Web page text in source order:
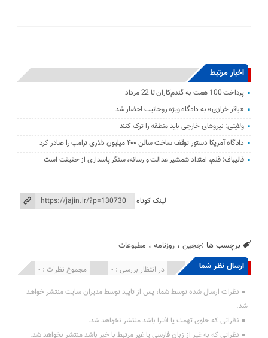
اخبار مرتبط
پرداخت 100 همت به گندم‌کاران تا 22 مرداد
«باقر خرازی» به دادگاه ویژه روحانیت احضار شد
ولایتی: نیرو‌های خارجی باید منطقه را ترک کنند
دادگاه آمریکا دستور توقف ساخت سالن ۴۰۰ میلیون دلاری ترامپ را صادر کرد
قالیباف: قلم، امتداد شمشیر عدالت و رسانه، سنگر پاسداری از حقیقت است
لینک کوتاه
برچسب ها :ججین ،روزنامه ، مطبوعات
ارسال نظر شما مجموع نظرات : 0 در انتظار بررسی : 0 انتشار یافته : 0
نظرات ارسال شده توسط شما، پس از تایید توسط مدیران سایت منتشر خواهد
شد.
نظراتی که حاوی تهمت یا افترا باشد منتشر نخواهد شد.
نظراتی که به غیر از زبان فارسی یا غیر مرتبط با خبر باشد منتشر نخواهد شد.